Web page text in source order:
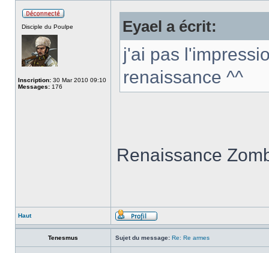
Disciple du Poulpe
Inscription: 30 Mar 2010 09:10
Messages: 176
Eyael a écrit:
j'ai pas
renaissance ^^
Renaissance
Haut
Tenesmus Sujet du message: Re: Re armes